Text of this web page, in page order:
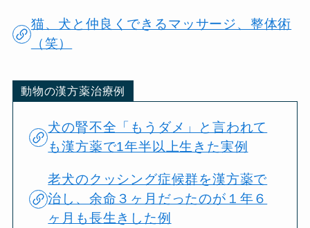
猫、犬と仲良くできるマッサージ、整体術
（笑）
動物の漢方薬治療例
犬の腎不全「もうダメ」と言われて
も漢方薬で1年半以上生きた実例
老犬のクッシング症候群を漢方薬で
治し、余命３ヶ月だったのが１年６
ヶ月も長生きした例